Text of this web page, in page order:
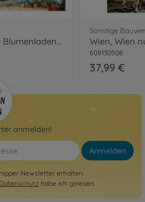
Französischer Blumenladen Malen nach Zahlen
Sonstige
609130508
37,99 €
anmelden!
Anmelden
Newsletter erhalten.
Datenschutz habe ich gelesen.